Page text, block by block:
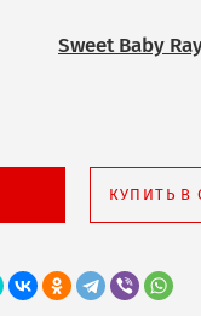
Sweet Baby
КУПИТЬ В